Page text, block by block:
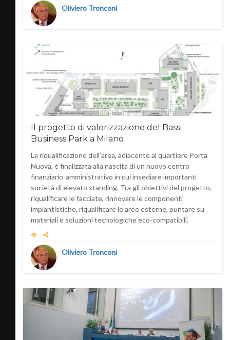
Oliviero Tronconi
Il progetto di valorizzazione del Bassi
Business Park a Milano
La riqualificazione dell’area, adiacente al quartiere Porta
Nuova, è finalizzata alla nascita di un nuovo centro
finanziario-amministrativo in cui insediare importanti
società di elevato standing. Tra gli obiettivi del progetto,
riqualificare le facciate, rinnovare le componenti
impiantistiche, riqualificare le aree esterne, puntare su
materiali e soluzioni tecnologiche eco-compatibili.
Oliviero Tronconi